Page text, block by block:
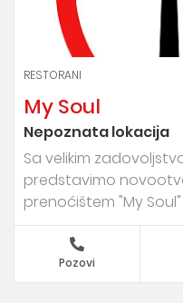
RESTORANI
My Soul
Nepoznata lokacija
Sa velikim
predstavimo
prenoćištem "My Soul"
Pozovi